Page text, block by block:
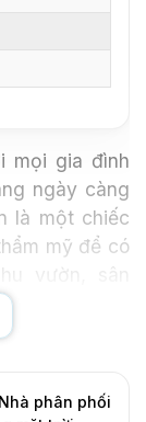
mọi gia đình
ngày càng
là một chiếc
mỹ để có
DMTsolar
mãn được
mặt trời, giá
kinh tế
phân phối